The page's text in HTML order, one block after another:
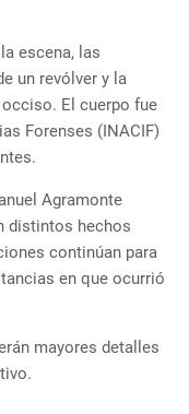
escena, las
un revólver y la
El cuerpo fue
Forenses (INACIF)
Agramonte
distintos hechos
continúan para
en que ocurrió
mayores detalles